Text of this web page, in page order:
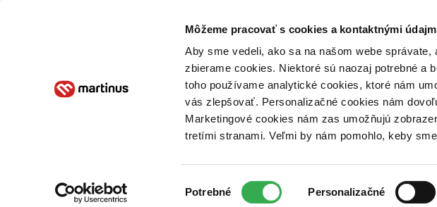
Môžeme pracovať s cookies a kontaktnými
Aby sme vedeli, ako sa na našom webe
zbierame cookies. Niektoré sú naozaj potrebné a
toho používame analytické cookies, ktoré nám
vás zlepšovať. Personalizačné cookies nám
Marketingové cookies nám zas umožňujú
tretími stranami. Veľmi by nám pomohlo, keby
súhlasu
Potrebné Personalizačné
Poukážky Kontakt